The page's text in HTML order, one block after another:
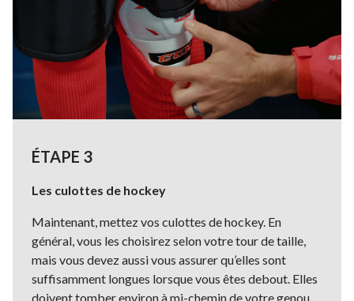
ÉTAPE 3
Les culottes de hockey
Maintenant, mettez vos culottes de hockey. En
général, vous les choisirez selon votre tour de taille,
mais vous devez aussi vous assurer qu’elles sont
suffisamment longues lorsque vous êtes debout. Elles
doivent tomber environ à mi-chemin de votre genou